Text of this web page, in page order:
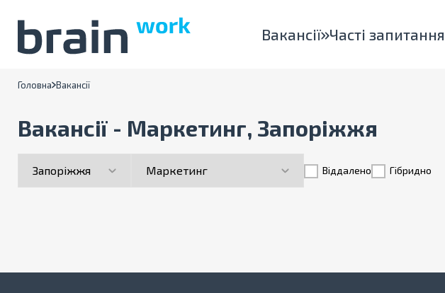
Вакансії Часті запитання
Головна Вакансії
Вакансії - Маркетинг, Запоріжжя
Віддалено Гiбридно